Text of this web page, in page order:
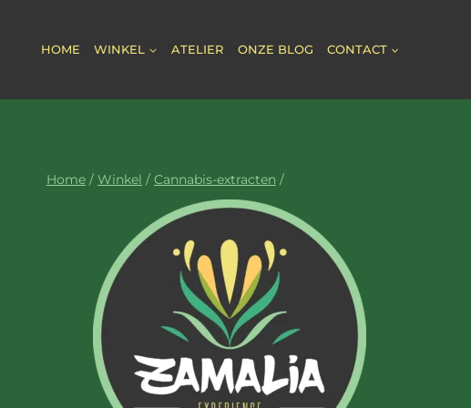
HOME WINKEL ATELIER ONZE BLOG CONTACT
Home / Winkel / Cannabis-extracten /